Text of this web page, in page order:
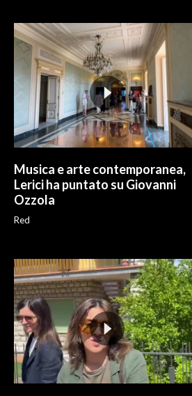
INFO AZIENDE
ABBONATI
ANNUNCI
NECROLOGI
PUBBLICITÀ
SPIAGGE
Musica e arte contemporanea,
Lerici ha puntato su Giovanni
Ozzola
Red